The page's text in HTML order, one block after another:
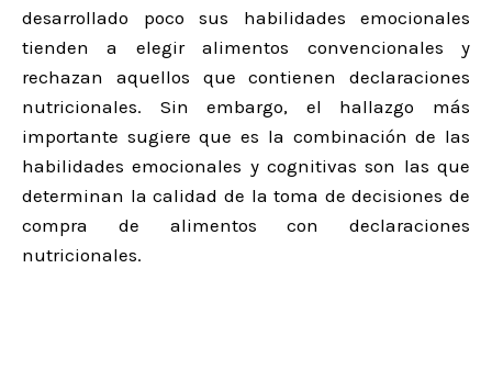
desarrollado poco sus habilidades emocionales
tienden a elegir alimentos convencionales y
rechazan aquellos que contienen declaraciones
nutricionales. Sin embargo, el hallazgo más
importante sugiere que es la combinación de las
habilidades emocionales y cognitivas son las que
determinan la calidad de la toma de decisiones de
compra de alimentos con declaraciones
nutricionales.